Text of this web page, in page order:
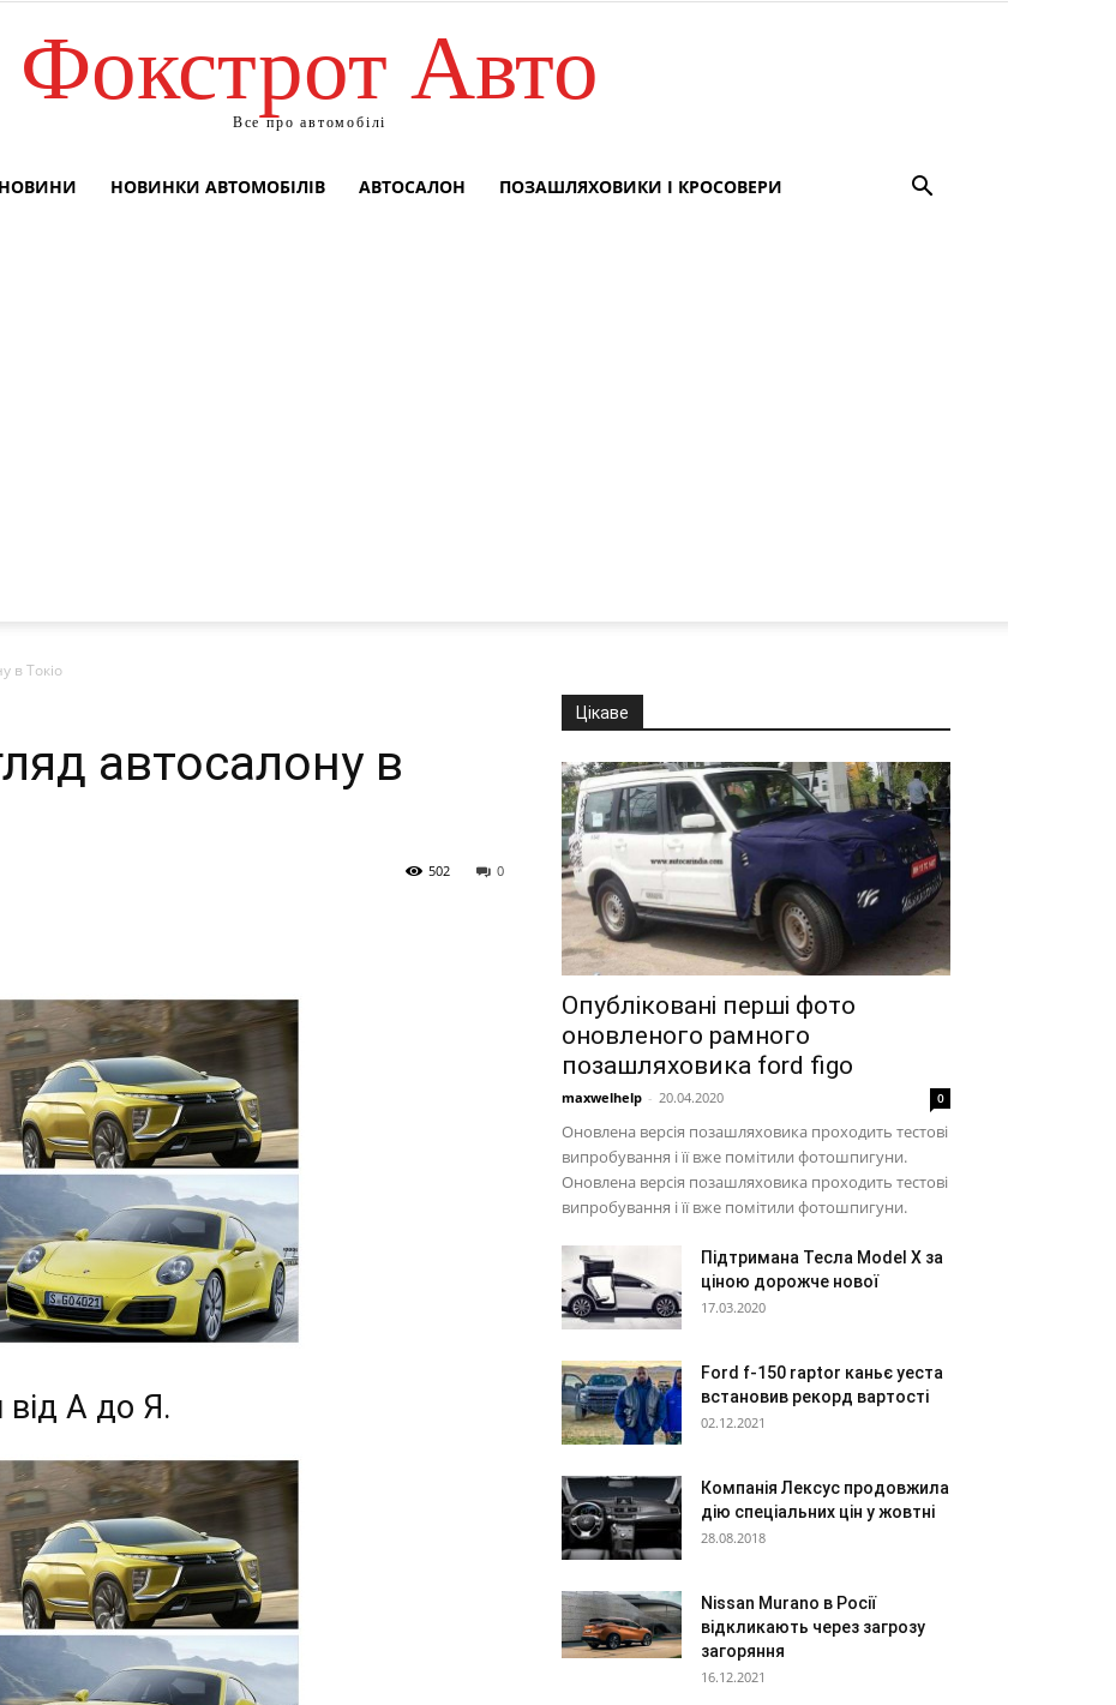
Фокстрот Авто
Все про автомобілі
НОВИНКИ АВТОМОБІЛІВ АВТОСАЛОН ПОЗАШЛЯХОВИКИ І КРОСОВЕРИ
в Токіо
автосалону в
0
502
від А до Я.
Цікаве
Опубліковані перші фото
оновленого рамного
позашляховика ford figo
maxwelhelp - 20.04.2020 0
Оновлена версія позашляховика проходить тестові
випробування і її вже помітили фотошпигуни.
Оновлена версія позашляховика проходить тестові
випробування і її вже помітили фотошпигуни.
Підтримана Тесла Model X за
ціною дорожче нової
17.03.2020
Ford f-150 raptor каньє уеста
встановив рекорд вартості
02.12.2021
Компанія Лексус продовжила
дію спеціальних цін у жовтні
28.08.2018
Nissan Murano в Росії
відкликають через загрозу
загоряння
16.12.2021